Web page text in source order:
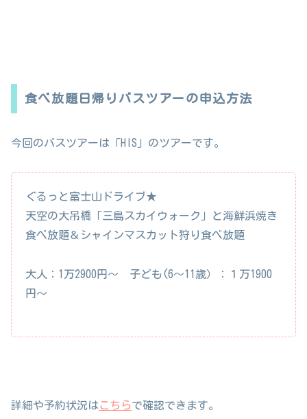
食べ放題日帰りバスツアーの申込方法
今回のバスツアーは「HIS」のツアーです。
ぐるっと富士山ドライブ★
天空の大吊橋「三島スカイウォーク」と海鮮浜焼き
食べ放題＆シャインマスカット狩り食べ放題
大人：1万2900円〜 子ども(6〜11歳）：１万1900
円〜
詳細や予約状況はこちらで確認できます。